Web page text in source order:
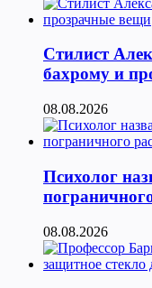
Стилист
бахрому и
08.08.2026
Психолог
08.08.2026